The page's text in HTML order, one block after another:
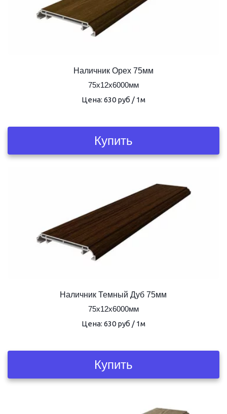
Наличник Орех 75мм
75х12х6000мм
Цена: 630 руб / 1м
Купить
Наличник Темный Дуб 75мм
75х12х6000мм
Цена: 630 руб / 1м
Купить